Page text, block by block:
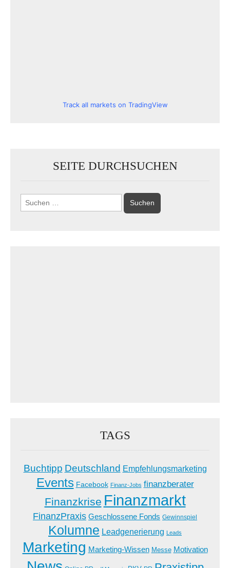
Track all markets on TradingView
SEITE DURCHSUCHEN
Suchen
nach:
TAGS
Buchtipp Deutschland Empfehlungsmarketing
Events Facebook Finanz-Jobs finanzberater
Finanzkrise Finanzmarkt
FinanzPraxis Geschlossene Fonds Gewinnspiel
Kolumne Leadgenerierung Leads
Marketing Marketing-Wissen Messe Motivation